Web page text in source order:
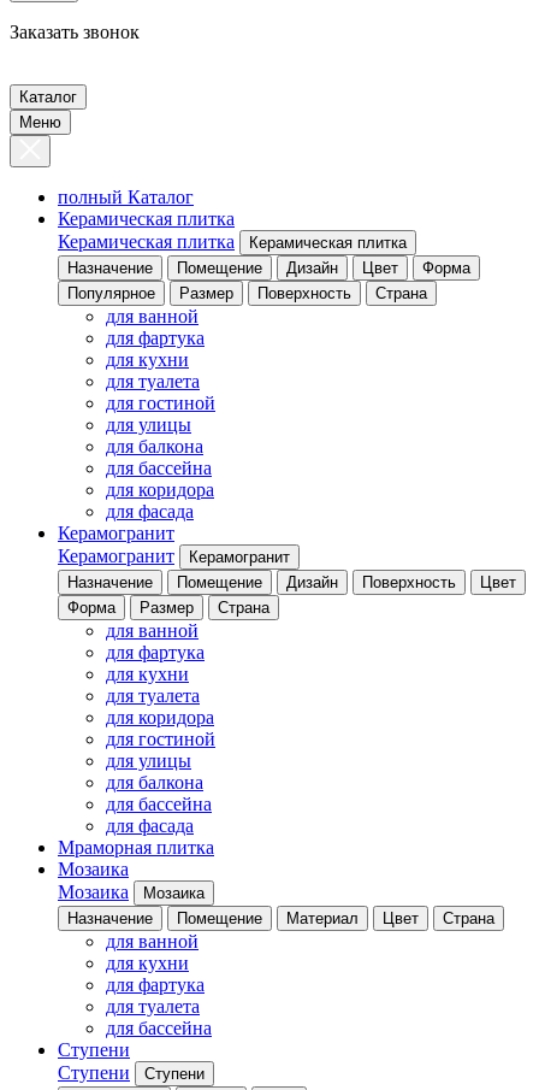
Заказать звонок
Каталог
Меню
полный Каталог
Керамическая плитка
Керамическая плитка
Керамическая плитка
Назначение
Помещение Дизайн Цвет
Форма
Популярное
Размер Поверхность Страна
для ванной
для фартука
для кухни
для туалета
для гостиной
для улицы
для балкона
для бассейна
для коридора
для фасада
Керамогранит
Керамогранит
Керамогранит
Назначение
Помещение Дизайн Поверхность
Цвет
Форма
Размер Страна
для ванной
для фартука
для кухни
для туалета
для коридора
для гостиной
для улицы
для балкона
для бассейна
для фасада
Мраморная плитка
Мозаика
Мозаика
Мозаика
Назначение
Помещение Материал Цвет Страна
для ванной
для кухни
для фартука
для туалета
для бассейна
Ступени
Ступени
Ступени